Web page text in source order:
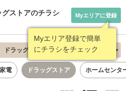
ストアのチラシ
Myエリア登録で簡単
にチラシをチェック
Myエリアに登録
ドラッグストア 新着順
家電 ドラッグストア ホームセンタ